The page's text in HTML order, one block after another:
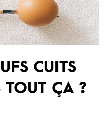
CUITS
TOUT ÇA ?